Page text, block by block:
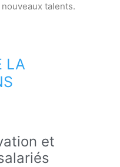
talents.
LA
et